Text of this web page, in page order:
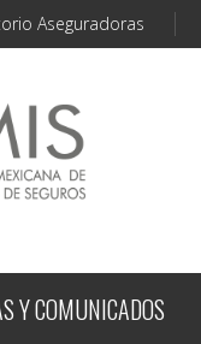
Aseguradoras
Y COMUNICADOS